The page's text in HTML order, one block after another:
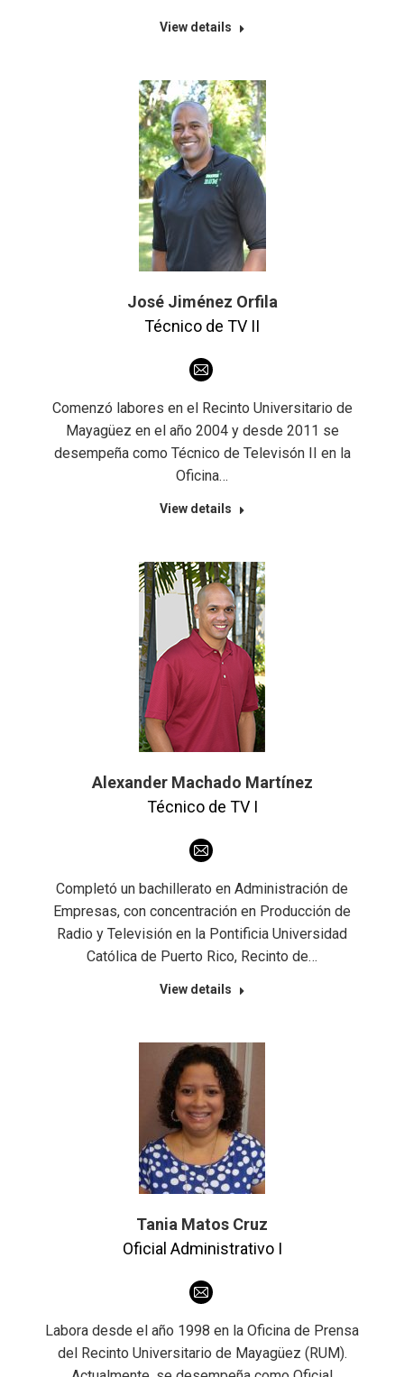
View details
José Jiménez Orfila
Técnico de TV II
Comenzó labores en el Recinto Universitario de
Mayagüez en el año 2004 y desde 2011 se
desempeña como Técnico de Televisón II en la
Oficina…
E-
mail
View details
Alexander Machado Martínez
Técnico de TV I
Completó un bachillerato en Administración de
Empresas, con concentración en Producción de
Radio y Televisión en la Pontificia Universidad
Católica de Puerto Rico, Recinto de…
E-
mail
View details
Tania Matos Cruz
Oficial Administrativo I
Labora desde el año 1998 en la Oficina de Prensa
del Recinto Universitario de Mayagüez (RUM).
E-
mail